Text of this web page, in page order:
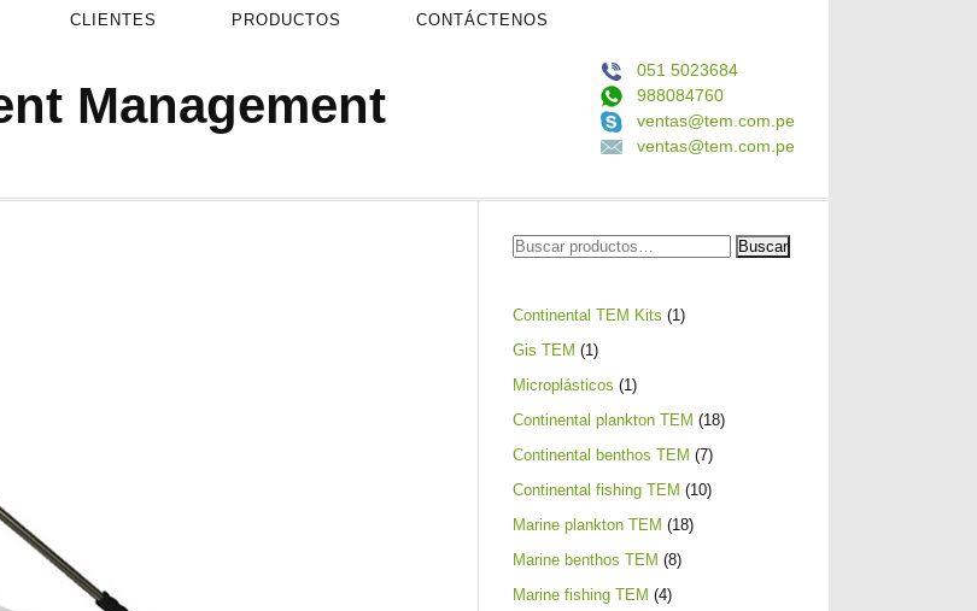
CLIENTES PRODUCTOS CONTÁCTENOS
051 5023684
988084760
ventas@tem.com.pe
ventas@tem.com.pe
Management
Buscar
Buscar
Continental TEM Kits 11
Gis TEM 11
Microplásticos 11
Continental plankton TEM 1818
Continental benthos TEM 77
Continental fishing TEM 1010
Marine plankton TEM 1818
Marine benthos TEM 88
Marine fishing TEM 44